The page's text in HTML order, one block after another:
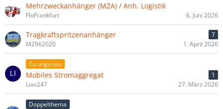
Mehrzweckanhänger (MZA) / Anh. Logistik
FloFrankfurt 6. Juni 2026
Tragkraftspritzenanhänger
7
M2962020
1. April 2026
Zu ungenau
Mobiles Stromaggregat
1
Lias247
27. März 2026
Doppelthema